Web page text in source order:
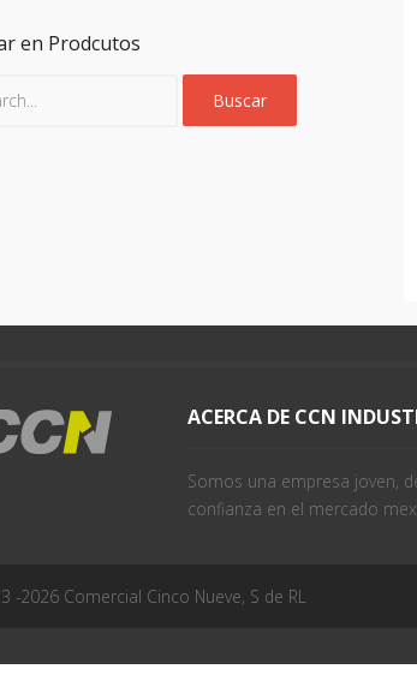
en Prodcutos
ACERCA DE CCN
Somos una empresa joven,
confianza en el mercado
-2026 Comercial Cinco Nueve, S de RL